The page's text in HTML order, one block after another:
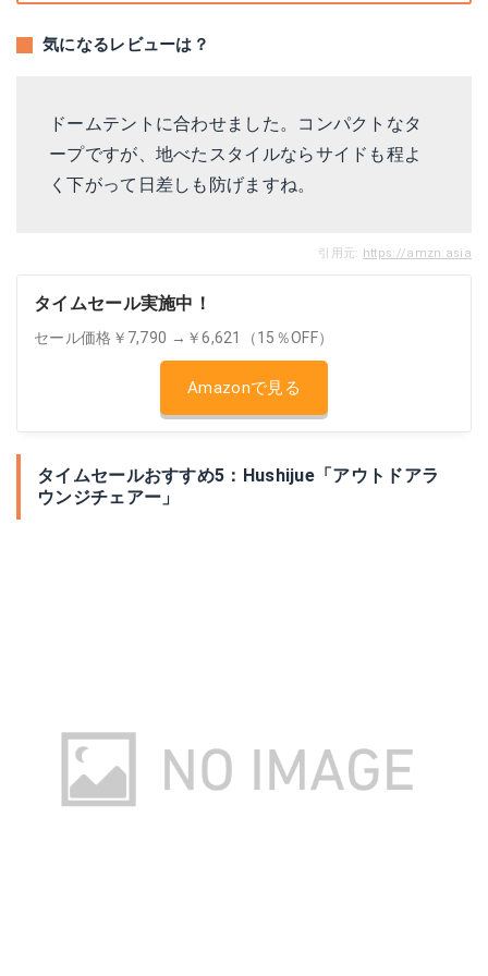
気になるレビューは？
ドームテントに合わせました。コンパクトなタ
ープですが、地べたスタイルならサイドも程よ
く下がって日差しも防げますね。
引用元: https://amzn.asia
タイムセール実施中！
セール価格￥7,790 →￥6,621（15％OFF）
Amazonで見る
タイムセールおすすめ5：Hushijue「アウトドアラ
ウンジチェアー」